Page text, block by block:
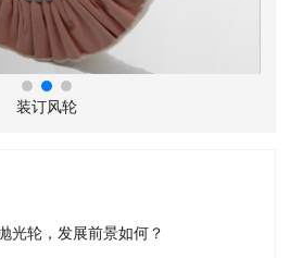
装订风轮
光轮，发展前景如何？